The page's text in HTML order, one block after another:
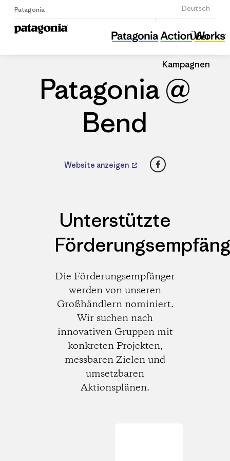
Patagonia Deutsch
Anmelden
Über
Kampagnen
Patagonia @ Bend
Diesen
Beitrag
Auf
teilen
Patagonia @
Bend
Website anzeigen Facebook
Unterstützte
Die Förderungsempfänger
werden von unseren
Großhändlern nominiert.
Wir suchen nach
innovativen Gruppen mit
konkreten Projekten,
messbaren Zielen und
umsetzbaren
Aktionsplänen.